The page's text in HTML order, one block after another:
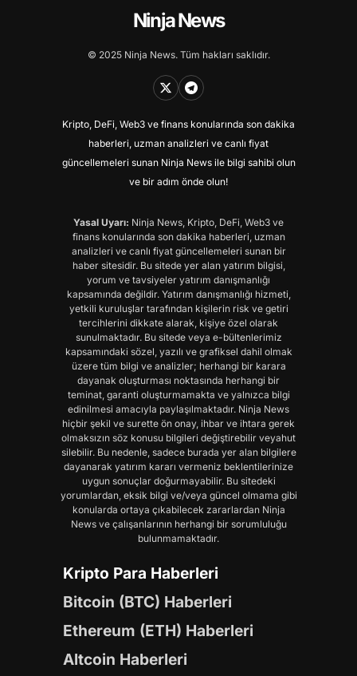
Ninja News
© 2025 Ninja News. Tüm hakları saklıdır.
Kripto, DeFi, Web3 ve finans konularında son dakika
haberleri, uzman analizleri ve canlı fiyat
güncellemeleri sunan Ninja News ile bilgi sahibi olun
ve bir adım önde olun!
Yasal Uyarı: Ninja News, Kripto, DeFi, Web3 ve
finans konularında son dakika haberleri, uzman
analizleri ve canlı fiyat güncellemeleri sunan bir
haber sitesidir. Bu sitede yer alan yatırım bilgisi,
yorum ve tavsiyeler yatırım danışmanlığı
kapsamında değildir. Yatırım danışmanlığı hizmeti,
yetkili kuruluşlar tarafından kişilerin risk ve getiri
tercihlerini dikkate alarak, kişiye özel olarak
sunulmaktadır. Bu sitede veya e-bültenlerimiz
kapsamındaki sözel, yazılı ve grafiksel dahil olmak
üzere tüm bilgi ve analizler; herhangi bir karara
dayanak oluşturması noktasında herhangi bir
teminat, garanti oluşturmamakta ve yalnızca bilgi
edinilmesi amacıyla paylaşılmaktadır. Ninja News
hiçbir şekil ve surette ön onay, ihbar ve ihtara gerek
olmaksızın söz konusu bilgileri değiştirebilir veyahut
silebilir. Bu nedenle, sadece burada yer alan bilgilere
dayanarak yatırım kararı vermeniz beklentilerinize
uygun sonuçlar doğurmayabilir. Bu sitedeki
yorumlardan, eksik bilgi ve/veya güncel olmama gibi
konularda ortaya çıkabilecek zararlardan Ninja
News ve çalışanlarının herhangi bir sorumluluğu
bulunmamaktadır.
Kripto Para Haberleri
Bitcoin (BTC) Haberleri
Ethereum (ETH) Haberleri
Altcoin Haberleri